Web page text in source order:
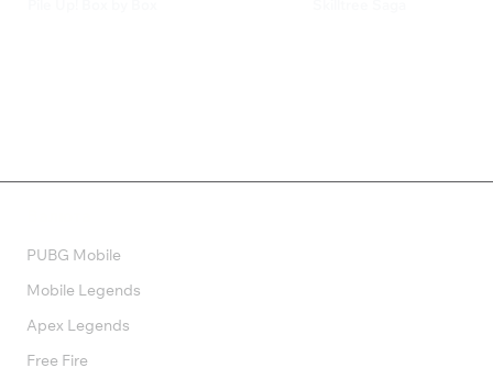
PUBG Mobile
Mobile Legends
Apex Legends
Free Fire